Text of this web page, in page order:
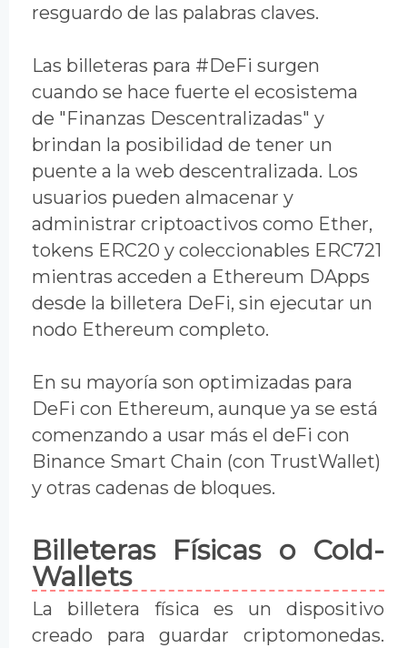
resguardo de las palabras claves.
Las billeteras para #DeFi surgen
cuando se hace fuerte el ecosistema
de "Finanzas Descentralizadas" y
brindan la posibilidad de tener un
puente a la web descentralizada. Los
usuarios pueden almacenar y
administrar criptoactivos como Ether,
tokens ERC20 y coleccionables ERC721
mientras acceden a Ethereum DApps
desde la billetera DeFi, sin ejecutar un
nodo Ethereum completo.
En su mayoría son optimizadas para
DeFi con Ethereum, aunque ya se está
comenzando a usar más el deFi con
Binance Smart Chain (con TrustWallet)
y otras cadenas de bloques.
Billeteras Físicas o Cold-
Wallets
La billetera física es un dispositivo
creado para guardar criptomonedas.